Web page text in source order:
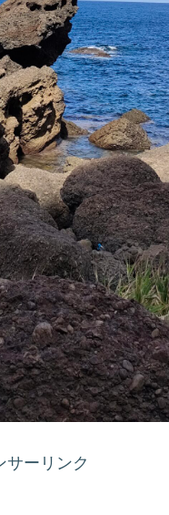
サーリンク